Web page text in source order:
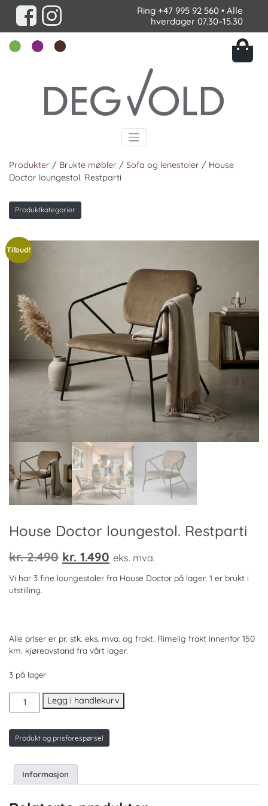
Ring +47 995 92 560 • Alle
hverdager 07.30–15.30
Produkter / Brukte møbler / Sofa og lenestoler / House
Doctor loungestol. Restparti
Produktkategorier
Tilbud!
House Doctor loungestol. Restparti
kr.2.490 Opprinnelig
pris
kr. 1.490 Nåværende
pris
eks. mva.
Vi har 3 fine loungestoler fra House Doctor på lager. 1 er brukt i
utstilling.
Alle priser er pr. stk. eks. mva. og frakt. Rimelig frakt innenfor 150
km. kjøreavstand fra vårt lager.
3 på lager
House
Doctor
Restparti
antall
Legg i handlekurv
Produkt og prisforespørsel
Informasjon